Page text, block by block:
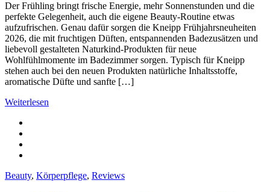
Der Frühling bringt frische Energie, mehr Sonnenstunden und die
perfekte Gelegenheit, auch die eigene Beauty-Routine etwas
aufzufrischen. Genau dafür sorgen die Kneipp Frühjahrsneuheiten
2026, die mit fruchtigen Düften, entspannenden Badezusätzen und
liebevoll gestalteten Naturkind-Produkten für neue
Wohlfühlmomente im Badezimmer sorgen. Typisch für Kneipp
stehen auch bei den neuen Produkten natürliche Inhaltsstoffe,
aromatische Düfte und sanfte […]
Weiterlesen
Beauty, Körperpflege, Reviews